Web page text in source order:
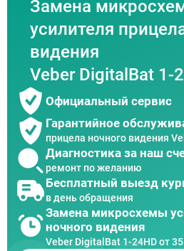
Замена
усилителя
видения
Veber DigitalBat 1-
Официальный сервис
Гарантийное
прицела ночного видения
Диагностика за наш
ремонт по желанию
Бесплатный выезд
в день обращения
Замена микросхемы
ночного видения
Veber DigitalBat 1-24HD от